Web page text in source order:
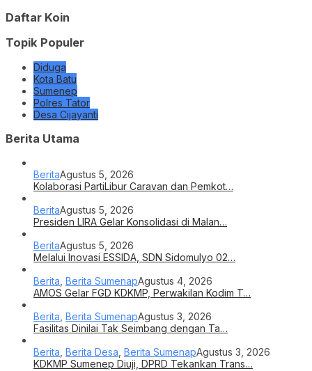
Daftar Koin
Topik Populer
Diduga
Kota Batu
Sumenep
Polres Tator
Desa Cijayanti
Berita Utama
BeritaAgustus 5, 2026
Kolaborasi PartiLibur Caravan dan Pemkot…
BeritaAgustus 5, 2026
Presiden LIRA Gelar Konsolidasi di Malan…
BeritaAgustus 5, 2026
Melalui Inovasi ESSIDA, SDN Sidomulyo 02…
Berita Berita SumenapAgustus 4, 2026
AMOS Gelar FGD KDKMP, Perwakilan Kodim T…
Berita Berita SumenapAgustus 3, 2026
Fasilitas Dinilai Tak Seimbang dengan Ta…
Berita Berita Desa Berita SumenapAgustus 3, 2026
KDKMP Sumenep Diuji, DPRD Tekankan Trans…